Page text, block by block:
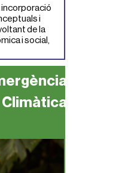
incorporació
i
de la
i social,
Climàtica